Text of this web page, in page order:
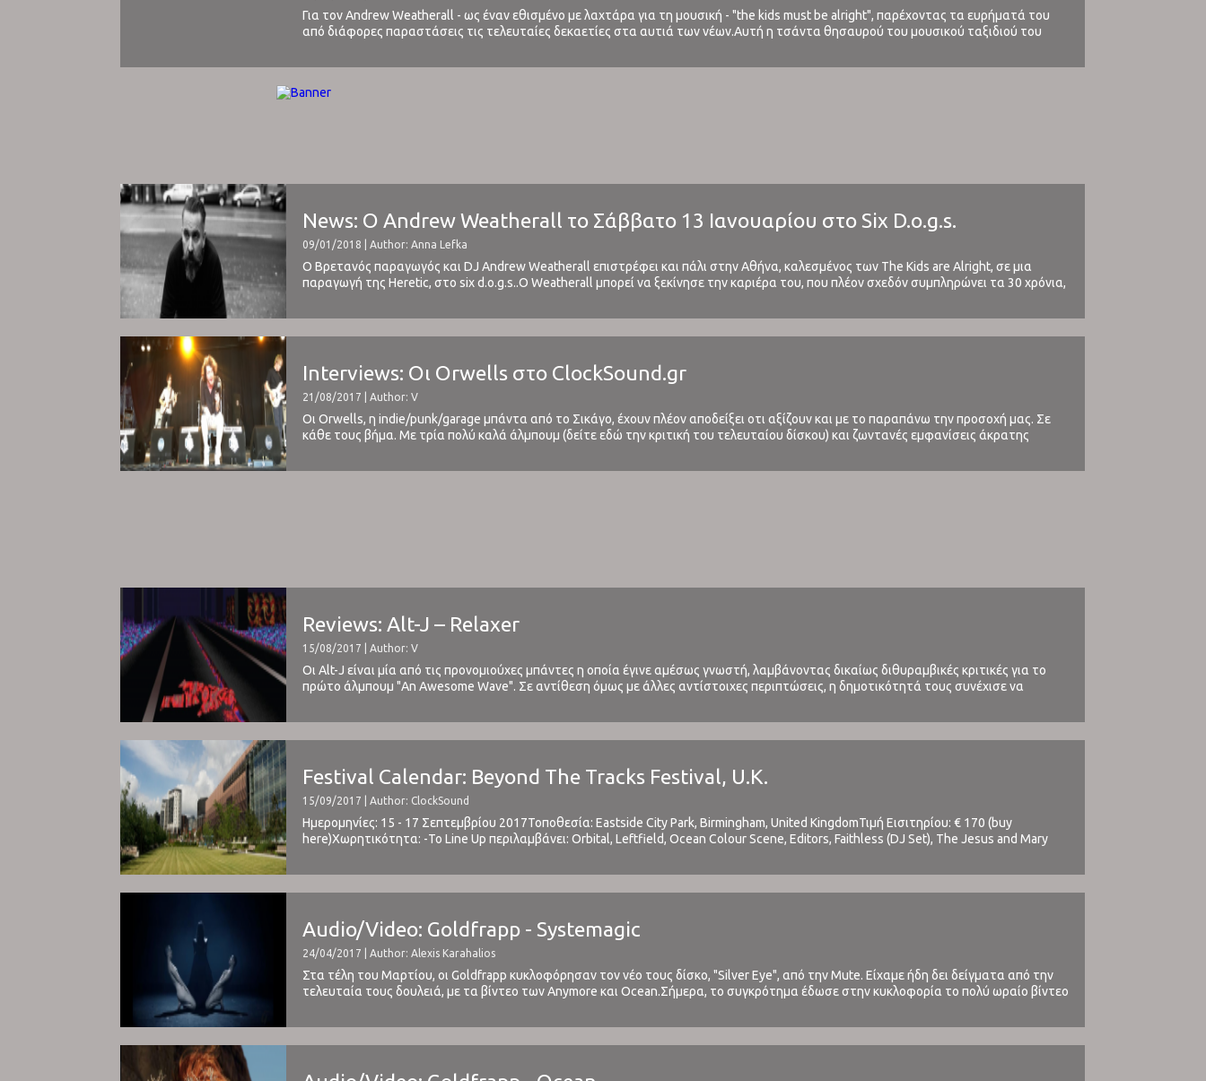
Για τον Andrew Weatherall - ως έναν εθισμένο με λαχτάρα για τη μουσική - "the kids must be alright", παρέχοντας τα ευρήματά του
από διάφορες παραστάσεις τις τελευταίες δεκαετίες στα αυτιά των νέων.Αυτή η τσάντα θησαυρού του μουσικού ταξιδιού του
News: Ο Andrew Weatherall το Σάββατο 13 Ιανουαρίου στο Six D.o.g.s.
09/01/2018 | Author: Anna Lefka
O Βρετανός παραγωγός και DJ Andrew Weatherall επιστρέφει και πάλι στην Αθήνα, καλεσμένος των The Kids are Alright, σε μια
παραγωγή της Heretic, στο six d.o.g.s..O Weatherall μπορεί να ξεκίνησε την καριέρα του, που πλέον σχεδόν συμπληρώνει τα 30 χρόνια,
Interviews: Οι Orwells στο ClockSound.gr
21/08/2017 | Author: V
Οι Orwells, η indie/punk/garage μπάντα από το Σικάγο, έχουν πλέον αποδείξει οτι αξίζουν και με το παραπάνω την προσοχή μας. Σε
κάθε τους βήμα. Με τρία πολύ καλά άλμπουμ (δείτε εδώ την κριτική του τελευταίου δίσκου) και ζωντανές εμφανίσεις άκρατης
Reviews: Alt-J – Relaxer
15/08/2017 | Author: V
Οι Alt-J είναι μία από τις προνομιούχες μπάντες η οποία έγινε αμέσως γνωστή, λαμβάνοντας δικαίως διθυραμβικές κριτικές για το
πρώτο άλμπουμ "An Awesome Wave". Σε αντίθεση όμως με άλλες αντίστοιχες περιπτώσεις, η δημοτικότητά τους συνέχισε να
Festival Calendar: Beyond The Tracks Festival, U.K.
15/09/2017 | Author: ClockSound
Ημερομηνίες: 15 - 17 Σεπτεμβρίου 2017Τοποθεσία: Eastside City Park, Birmingham, United KingdomΤιμή Εισιτηρίου: € 170 (buy
here)Χωρητικότητα: -Το Line Up περιλαμβάνει: Orbital, Leftfield, Ocean Colour Scene, Editors, Faithless (DJ Set), The Jesus and Mary
Audio/Video: Goldfrapp - Systemagic
24/04/2017 | Author: Alexis Karahalios
Στα τέλη του Μαρτίου, οι Goldfrapp κυκλοφόρησαν τον νέο τους δίσκο, "Silver Eye", από την Mute. Είχαμε ήδη δει δείγματα από την
τελευταία τους δουλειά, με τα βίντεο των Anymore και Ocean.Σήμερα, το συγκρότημα έδωσε στην κυκλοφορία το πολύ ωραίο βίντεο